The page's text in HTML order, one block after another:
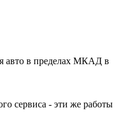
авто в пределах МКАД в
сервиса - эти же работы